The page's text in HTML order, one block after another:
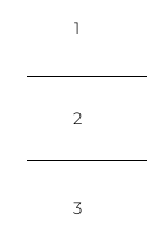
1
2
3